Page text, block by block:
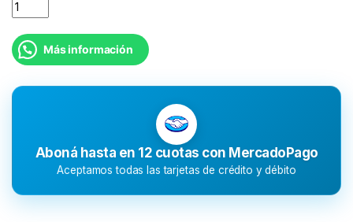
Más información
Aboná hasta en 12 cuotas con MercadoPago
Aceptamos todas las tarjetas de crédito y débito